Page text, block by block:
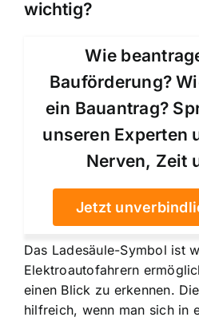
wichtig?
Wie
Bauförderung?
ein Bauantrag?
unseren Experten
Nerven, Zeit
Jetzt
Das Ladesäule-Symbol ist
Elektroautofahrern
einen Blick zu erkennen.
hilfreich, wenn man sich in